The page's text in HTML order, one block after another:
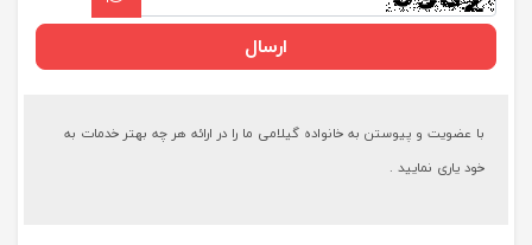
ارسال
با عضویت و پیوستن به خانواده گیلامی ما را در ارائه هر چه بهتر خدمات به
خود یاری نمایید .